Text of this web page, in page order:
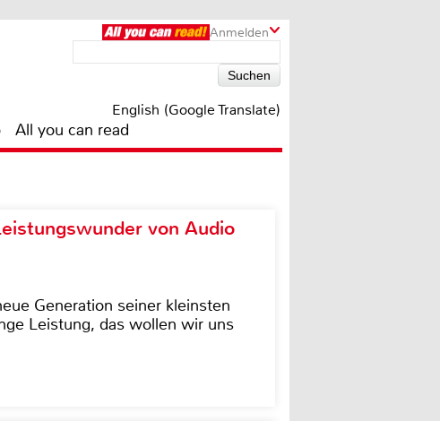
Anmelden
English (Google Translate)
All you can read
von Audio
Generation seiner kleinsten
Leistung, das wollen wir uns